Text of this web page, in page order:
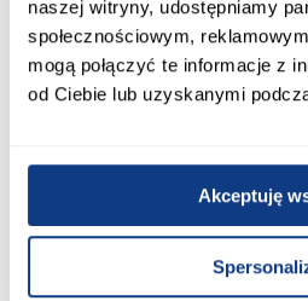
naszej witryny, udostępniamy
społecznościowym,
mogą połączyć te informacje z
od Ciebie lub uzyskanymi
Akceptuję
PORÓWNAJ